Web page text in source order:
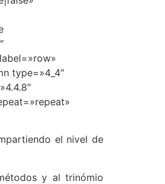
type=»4_4″
el nivel de
y al trinómio